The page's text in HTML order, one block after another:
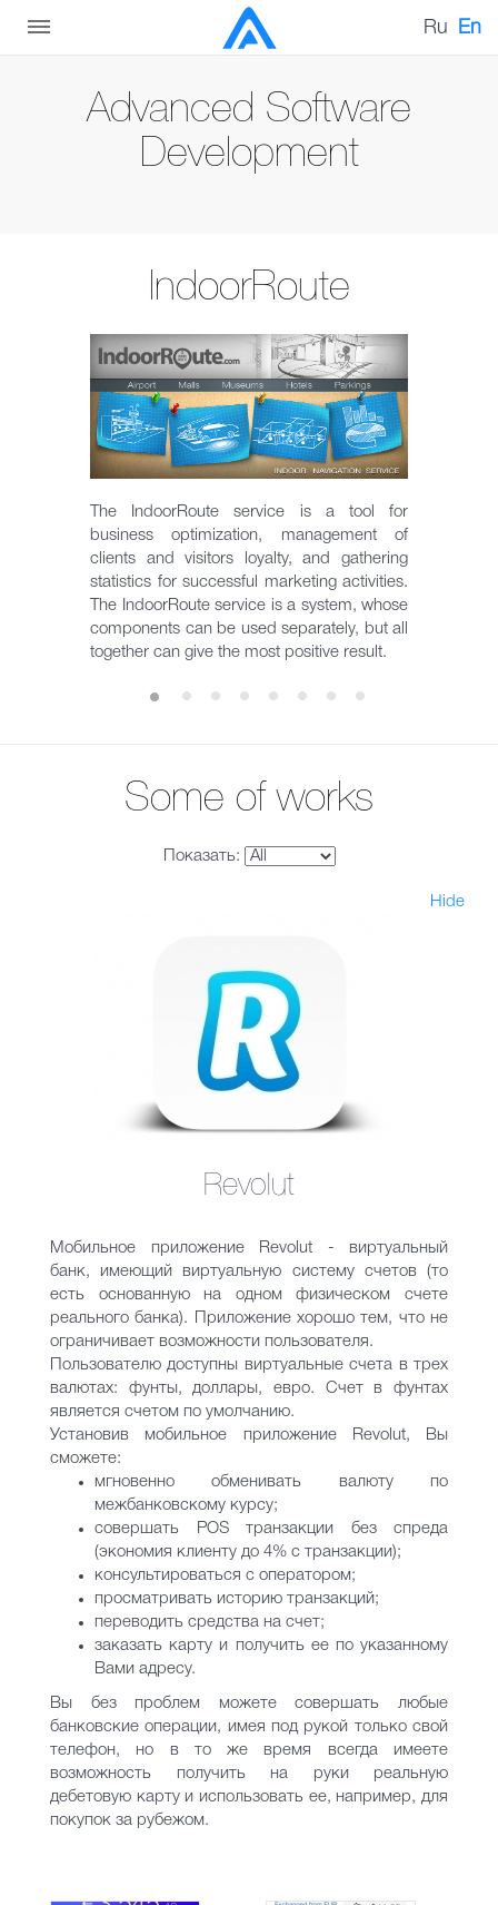
Ru En
Advanced Software
Development
IndoorRoute
The IndoorRoute service is a tool for
business optimization, management of
clients and visitors loyalty, and gathering
statistics for successful marketing activities.
The IndoorRoute service is a system, whose
components can be used separately, but all
together can give the most positive result.
Some of works
Показать:
Hide
Revolut
Мобильное приложение Revolut - виртуальный
банк, имеющий виртуальную систему счетов (то
есть основанную на одном физическом счете
реального банка). Приложение хорошо тем, что не
ограничивает возможности пользователя.
Пользователю доступны виртуальные счета в трех
валютах: фунты, доллары, евро. Счет в фунтах
является счетом по умолчанию.
Установив мобильное приложение Revolut, Вы
сможете:
мгновенно обменивать валюту по
межбанковскому курсу;
совершать POS транзакции без спреда
(экономия клиенту до 4% с транзакции);
консультироваться с оператором;
просматривать историю транзакций;
переводить средства на счет;
заказать карту и получить ее по указанному
Вами адресу.
Вы без проблем можете совершать любые
банковские операции, имея под рукой только свой
телефон, но в то же время всегда имеете
возможность получить на руки реальную
дебетовую карту и использовать ее, например, для
покупок за рубежом.